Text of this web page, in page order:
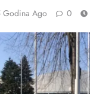
Godina Ago 0